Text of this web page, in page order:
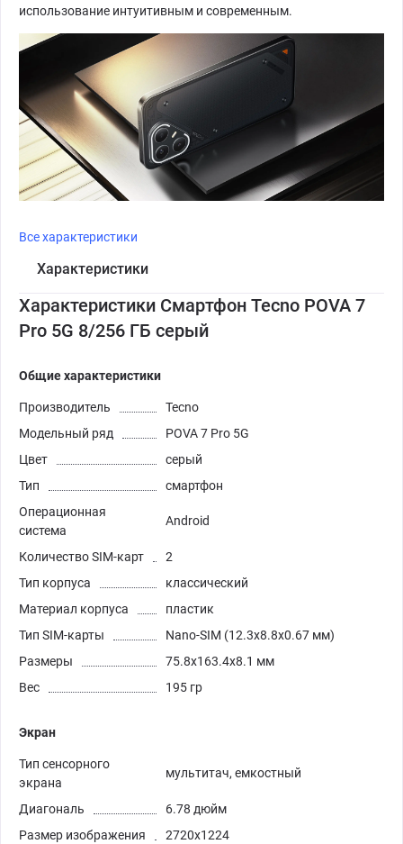
использование интуитивным и современным.
Все характеристики
Характеристики
Характеристики Смартфон Tecno POVA 7
Pro 5G 8/256 ГБ серый
Общие характеристики
Производитель
Tecno
Модельный ряд
POVA 7 Pro 5G
Цвет
серый
Тип
смартфон
Операционная
система
Android
Количество SIM-карт
2
Тип корпуса
классический
Материал корпуса
пластик
Тип SIM-карты
Nano-SIM (12.3x8.8x0.67 мм)
Размеры
75.8x163.4x8.1 мм
Вес
195 гр
Экран
Тип сенсорного
экрана
мультитач, емкостный
Диагональ
6.78 дюйм
Размер изображения
2720x1224